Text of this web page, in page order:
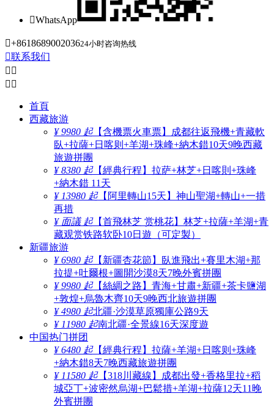
WhatsApp
+861868900203624小时咨询热线
联系我们
 
 
首頁
西藏旅游
¥ 9980 起【含機票火車票】成都往返飛機+青藏軟
臥+拉薩+日喀则+羊湖+珠峰+納木錯10天9晚西藏
旅遊拼團
¥ 8380 起【經典行程】拉萨+林芝+日喀則+珠峰
+納木錯 11天
¥ 13980 起【阿里轉山15天】神山聖湖+轉山+一措
再措
¥ 面議 起【首飛林芝 赏桃花】林芝+拉薩+羊湖+青
藏观赏铁路软卧10日遊（可定製）
新疆旅游
¥ 6980 起【新疆杏花節】臥進飛出+賽里木湖+那
拉提+吐爾根+圖開沙漠8天7晚外賓拼團
¥ 9980 起【絲綢之路】青海+甘肅+新疆+茶卡鹽湖
+敦煌+烏魯木齊10天9晚西北旅遊拼團
¥ 4980 起北疆·沙漠草原獨庫公路9天
¥ 11980 起南北疆·全景線16天深度遊
中国热门拼团
¥ 6480 起【經典行程】拉薩+羊湖+日喀则+珠峰
+納木錯8天7晚西藏旅遊拼團
¥ 11580 起【318川藏線】成都出發+香格里拉+稻
城亞丁+波密然烏湖+巴鬆措+羊湖+拉薩12天11晚
外賓拼團